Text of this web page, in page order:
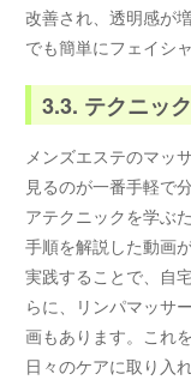
改善され、透明感が
でも簡単にフェイシ
3.3. テクニッ
メンズエステのマッ
見るのが一番手軽で
アテクニックを学ぶ
手順を解説した動画
実践することで、自
らに、リンパマッサ
画もあります。これ
日々のケアに取り入